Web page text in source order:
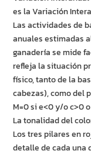
es la Variación
Las actividades de
anuales estimadas
ganadería se mide
refleja la situación
físico, tanto de la
cabezas), como del
M=0 si e<0 y/o c>0
La tonalidad del
Los tres pilares en
detalle de cada una